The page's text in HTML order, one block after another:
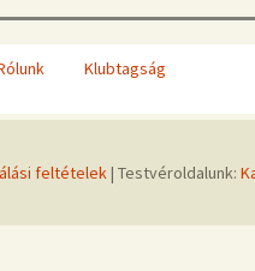
Klubtagság
feltételek| Testvéroldalunk: